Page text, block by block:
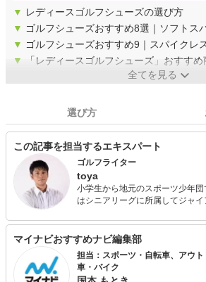
▼ レディースゴルフシューズの選び方
▼ ゴルフシューズおすすめ8選｜ソフトス
▼ ゴルフシューズおすすめ9｜スパイクレ
▼
「レディースゴルフシューズ」おすす
全てを見る
選び方
この記事を担当するエキスパート
ゴルフライター
toya
小学生から地元のスポーツ少年
はシニアリーグに所属してジャ
ある。俊足巧打の外野手で核弾頭タイプ。 現
ぎてから始めたゴルフにハマり、
ビューしはや5年。ついに自身の
なった。 趣味はゴルフに釣り、カメラマンとして撮影を行
ったり、コスメコンシェルジュと
マイナビおすすめナビ編集部
担当：スポーツ・自転車、アウ
車・バイク